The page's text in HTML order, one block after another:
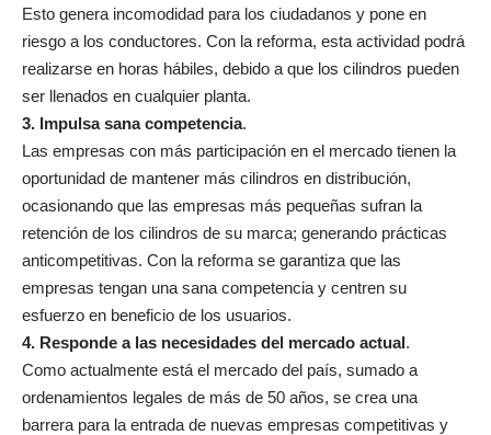
Esto genera incomodidad para los ciudadanos y pone en
riesgo a los conductores. Con la reforma, esta actividad podrá
realizarse en horas hábiles, debido a que los cilindros pueden
ser llenados en cualquier planta.
3. Impulsa sana competencia.
Las empresas con más participación en el mercado tienen la
oportunidad de mantener más cilindros en distribución,
ocasionando que las empresas más pequeñas sufran la
retención de los cilindros de su marca; generando prácticas
anticompetitivas. Con la reforma se garantiza que las
empresas tengan una sana competencia y centren su
esfuerzo en beneficio de los usuarios.
4. Responde a las necesidades del mercado actual.
Como actualmente está el mercado del país, sumado a
ordenamientos legales de más de 50 años, se crea una
barrera para la entrada de nuevas empresas competitivas y